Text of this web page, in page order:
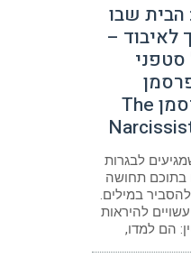
הבית שבו
לאיבוד –
ורוברט פרסמן The
לבגרות
בתוכם תחושה
במילים.
להיראות
הם למדו,